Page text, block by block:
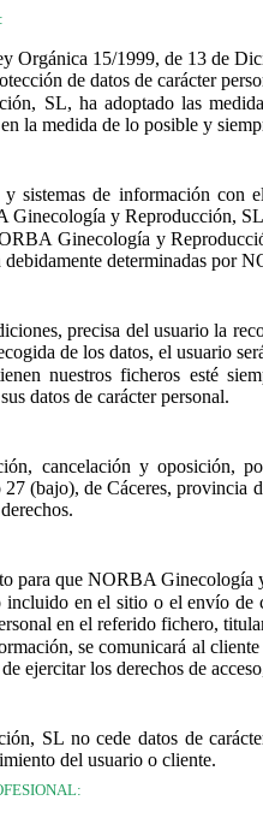
Orgánica 15/1999, de 13 de
de datos de carácter
SL, ha adoptado las
la medida de lo posible y
sistemas de información
y Reproducción,
Ginecología y
debidamente determinadas por
precisa del usuario la
de los datos, el usuario
nuestros ficheros esté
datos de carácter personal.
cancelación y oposición,
(bajo), de Cáceres, provincia
para que NORBA Ginecología
en el sitio o el envío de
en el referido fichero,
se comunicará al
ejercitar los derechos de
SL no cede datos de
del usuario o cliente.